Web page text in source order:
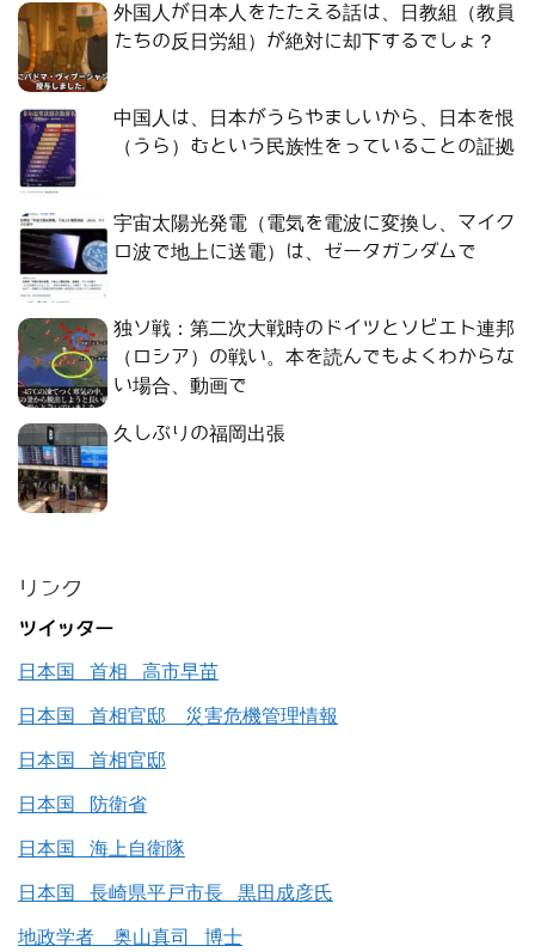
外国人が日本人をたたえる話は、日教組（教員
たちの反日労組）が絶対に却下するでしょ？
中国人は、日本がうらやましいから、日本を恨
（うら）むという民族性をっていることの証拠
宇宙太陽光発電（電気を電波に変換し、マイク
ロ波で地上に送電）は、ゼータガンダムで
独ソ戦：第二次大戦時のドイツとソビエト連邦
（ロシア）の戦い。本を読んでもよくわからな
い場合、動画で
久しぶりの福岡出張
リンク
ツイッター
日本国 首相 高市早苗
日本国 首相官邸 災害危機管理情報
日本国 首相官邸
日本国 防衛省
日本国 海上自衛隊
日本国 長崎県平戸市長 黒田成彦氏
地政学者 奥山真司 博士